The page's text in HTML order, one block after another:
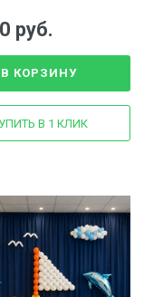
руб.
В КОРЗИНУ
В 1 КЛИК